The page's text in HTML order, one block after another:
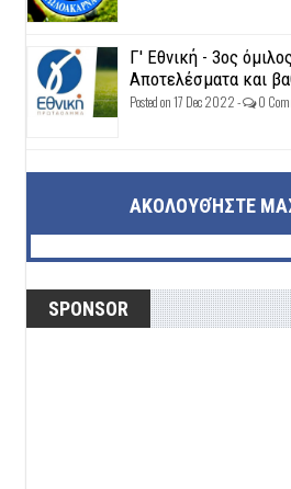
Γ' Εθνική - 3ος
Αποτελέσματα και
Posted on 17 Dec 2022 - 0
ΑΚΟΛΟΥΘΉΣΤΕ
SPONSOR